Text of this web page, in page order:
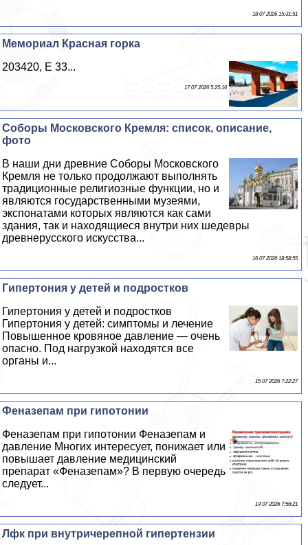
18 07 2026 15:31:51
Мемориал Красная горка
203420, E 33...
17 07 2026 5:25:16
Соборы Московского Кремля: список, описание,
фото
В наши дни древние Соборы Московского
Кремля не только продолжают выполнять
традиционные религиозные функции, но и
являются государственными музеями,
экспонатами которых являются как сами
здания, так и находящиеся внутри них шедевры
древнерусского искусства...
16 07 2026 18:58:55
Гипертония у детей и подростков
Гипертония у детей и подростков
Гипертония у детей: симптомы и лечение
Повышенное кровяное давление — очень
опасно. Под нагрузкой находятся все
органы и...
15 07 2026 7:22:27
Феназепам при гипотонии
Феназепам при гипотонии Феназепам и
давление Многих интересует, понижает или
повышает давление медицинский
препарат «Феназепам»? В первую очередь
следует...
14 07 2026 7:56:21
Лфк при внутричерепной гипертензии